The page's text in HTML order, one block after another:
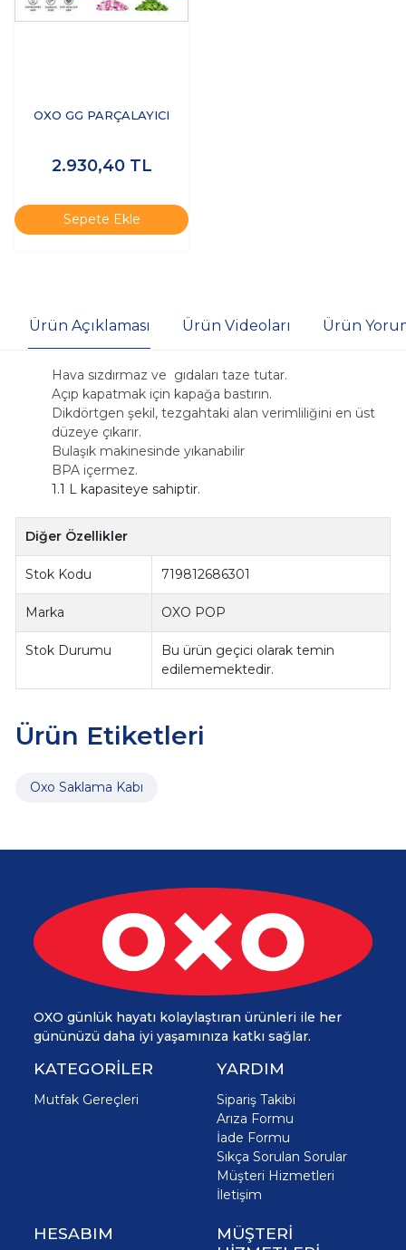
OXO GG PARÇALAYICI
2.930,40 TL
Sepete Ekle
Ürün Açıklaması Ürün Videoları Ürün
Hava sızdırmaz ve gıdaları taze tutar.
Açıp kapatmak için kapağa bastırın.
Dikdörtgen şekil, tezgahtaki alan verimliliğini en üst
düzeye çıkarır.
Bulaşık makinesinde yıkanabilir
BPA içermez.
1.1 L kapasiteye sahiptir.
Diğer Özellikler
Stok Kodu 719812686301
Marka OXO POP
Stok Durumu
Bu ürün geçici olarak temin
edilememektedir.
Ürün Etiketleri
Oxo Saklama Kabı
OXO günlük hayatı kolaylaştıran ürünleri ile her
gününüzü daha iyi yaşamınıza katkı sağlar.
KATEGORİLER
Mutfak Gereçleri
YARDIM
Sipariş Takibi
Arıza Formu
İade Formu
Sıkça Sorulan Sorular
Müşteri Hizmetleri
İletişim
HESABIM
MÜŞTERİ